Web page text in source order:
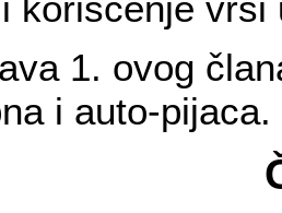
1. ovog
i auto-pijaca.